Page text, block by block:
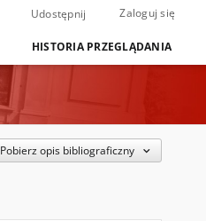
Udostępnij Zaloguj się
HISTORIA PRZEGLĄDANIA
Pobierz opis bibliograficzny